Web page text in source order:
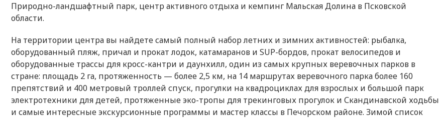
Природно-ландшафтный парк, центр активного отдыха и кемпинг Мальская Долина в Псковской
области.
На территории центра вы найдете самый полный набор летних и зимних активностей: рыбалка,
оборудованный пляж, причал и прокат лодок, катамаранов и SUP-бордов, прокат велосипедов и
оборудованные трассы для кросс-кантри и даунхилл, один из самых крупных веревочных парков в
стране: площадь 2 га, протяженность — более 2,5 км, на 14 маршрутах веревочного парка более 160
препятствий и 400 метровый троллей спуск, прогулки на квадроциклах для взрослых и большой парк
электротехники для детей, протяженные эко-тропы для трекинговых прогулок и Скандинавской ходьбы
и самые интересные экскурсионные программы и мастер классы в Печорском районе. Зимой список